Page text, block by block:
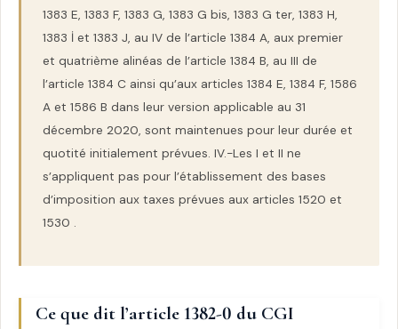
1383 E, 1383 F, 1383 G, 1383 G bis, 1383 G ter, 1383 H,
1383 İ et 1383 J, au IV de l’article 1384 A, aux premier
et quatrième alinéas de l’article 1384 B, au III de
l’article 1384 C ainsi qu’aux articles 1384 E, 1384 F, 1586
A et 1586 B dans leur version applicable au 31
décembre 2020, sont maintenues pour leur durée et
quotité initialement prévues. IV.-Les I et II ne
s’appliquent pas pour l’établissement des bases
d’imposition aux taxes prévues aux articles 1520 et
1530 .
Ce que dit l’article 1382-0 du CGI